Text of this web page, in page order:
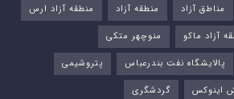
مناطق آزاد منطقه آزاد
منطقه آزاد ارس
آزاد ماکو
منوچهر متکی
پالایشگاه نفت بندرعباس
پتروشیمی
اینوکس گردشگری